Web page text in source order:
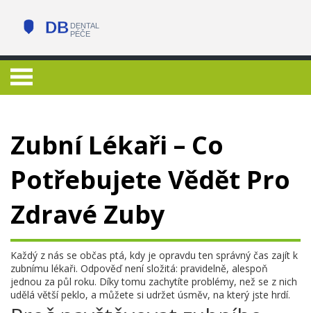
Zubní Lékaři – Co
Potřebujete Vědět Pro
Zdravé Zuby
Každý z nás se občas ptá, kdy je opravdu ten správný čas zajít k
zubnímu lékaři. Odpověď není složitá: pravidelně, alespoň
jednou za půl roku. Díky tomu zachytíte problémy, než se z nich
udělá větší peklo, a můžete si udržet úsměv, na který jste hrdí.